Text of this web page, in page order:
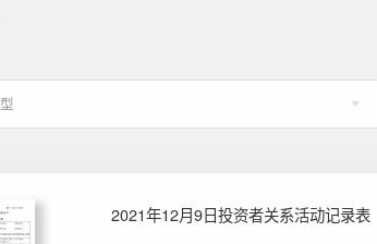
2021年12月9日投资者关系活动记录表